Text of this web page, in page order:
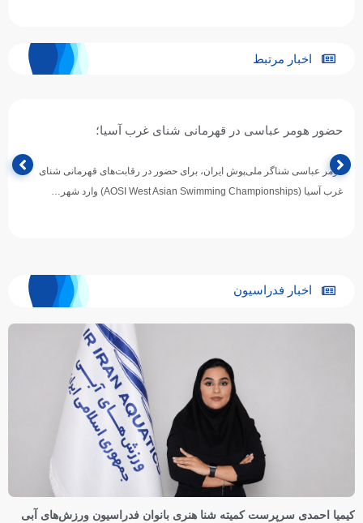
اخبار مرتبط
حضور هومر عباسی در قهرمانی شنای غرب آسیا؛
هومر عباسی شناگر ملی‌پوش ایران، برای حضور در رقابت‌های قهرمانی شنای
غرب آسیا (AOSI West Asian Swimming Championships) وارد شهر…
اخبار فدراسیون
کیمیا احمدی سرپرست کمیته شنا هنری بانوان فدراسیون ورزش‌های آبی